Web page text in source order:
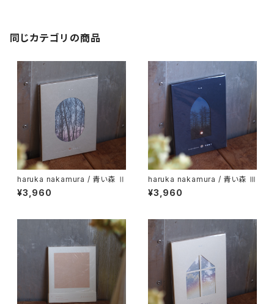
同じカテゴリの商品
haruka nakamura / 青い森 Ⅱ
¥3,960
haruka nakamura / 青い森 Ⅲ
¥3,960